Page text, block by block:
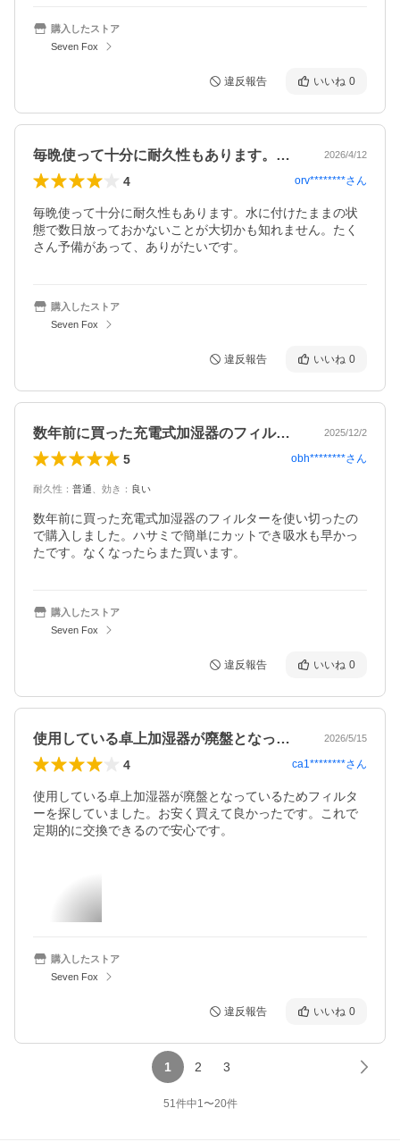
購入したストア
Seven Fox
違反報告 いいね 0
毎晩使って十分に耐久性もあります。水に… 2026/4/12
4 orv********さん
毎晩使って十分に耐久性もあります。水に付けたままの状
態で数日放っておかないことが大切かも知れません。たく
さん予備があって、ありがたいです。
購入したストア
Seven Fox
違反報告 いいね 0
数年前に買った充電式加湿器のフィルター… 2025/12/2
5 obh********さん
耐久性 ： 普通 効き ： 良い
数年前に買った充電式加湿器のフィルターを使い切ったの
で購入しました。ハサミで簡単にカットでき吸水も早かっ
たです。なくなったらまた買います。
購入したストア
Seven Fox
違反報告 いいね 0
使用している卓上加湿器が廃盤となってい… 2026/5/15
4 ca1********さん
使用している卓上加湿器が廃盤となっているためフィルタ
ーを探していました。お安く買えて良かったです。これで
定期的に交換できるので安心です。
購入したストア
Seven Fox
違反報告 いいね 0
1 2 3
51件中1〜20件